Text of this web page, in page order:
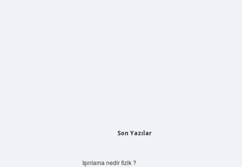
Son Yazılar
Işınlama nedir fizik ?